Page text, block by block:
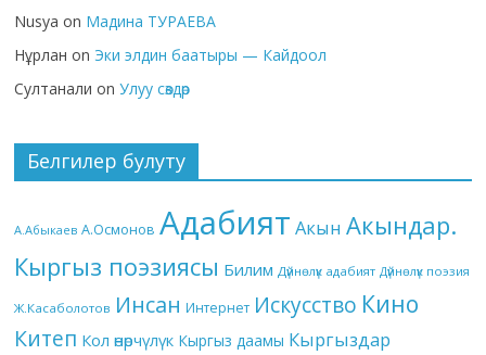
Nusya on Мадина ТУРАЕВА
Нұрлан on Эки элдин баатыры — Кайдоол
Султанали onУлуу сөздөр
Белгилер булуту
А.Абыкаев А.Осмонов Адабият Акын Акындар.
Кыргыз поэзиясы Билим Дүйнөлүк адабият Дүйнөлүк поэзия
Ж.Касаболотов Инсан Интернет Искусство Кино
Китеп Кол өнөрчүлүк Кыргыз даамы Кыргыздар